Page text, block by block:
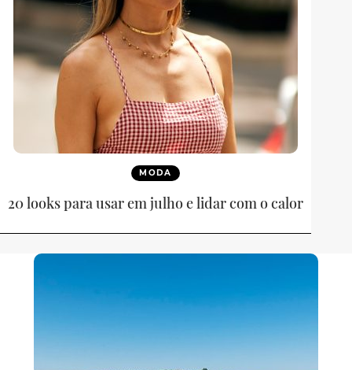
MODA
20 looks para usar em julho e lidar com o calor